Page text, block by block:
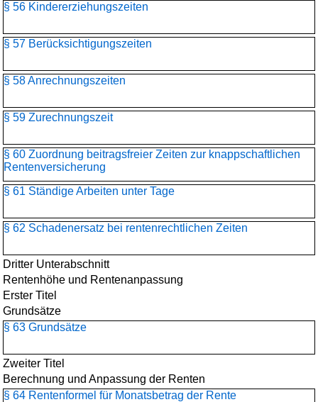
§ 56 Kindererziehungszeiten
§ 57 Berücksichtigungszeiten
§ 58 Anrechnungszeiten
§ 59 Zurechnungszeit
§ 60 Zuordnung beitragsfreier Zeiten zur knappschaftlichen
Rentenversicherung
§ 61 Ständige Arbeiten unter Tage
§ 62 Schadenersatz bei rentenrechtlichen Zeiten
Dritter Unterabschnitt
Rentenhöhe und Rentenanpassung
Erster Titel
Grundsätze
§ 63 Grundsätze
Zweiter Titel
Berechnung und Anpassung der Renten
§ 64 Rentenformel für Monatsbetrag der Rente